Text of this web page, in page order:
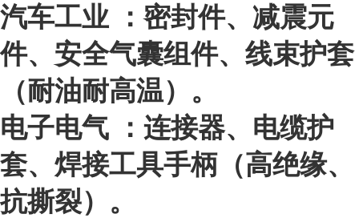
汽车工业 ：密封件、减震元
件、安全气囊组件、线束护套
（耐油耐高温）。
电子电气 ：连接器、电缆护
套、焊接工具手柄（高绝缘、
抗撕裂）。